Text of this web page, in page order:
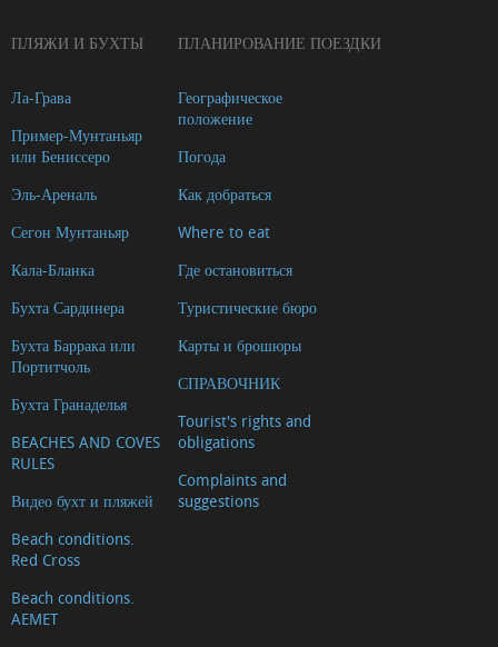
d
(Tour
2025)
Riurau
d'Arnauda
(Tour
2018)
tradicional
L'escaldà
tradicional
Carrer
Capilla
del
Convento
Ermita
ПЛЯЖИ И БУХТЫ
Ла-Грава
Пример-Мунтаньяр
или Бениссеро
Эль-Ареналь
Сегон Мунтаньяр
Кала-Бланка
Бухта Сардинера
Бухта Баррака или
Портитчоль
Бухта Гранаделья
BEACHES AND COVES
RULES
Видео бухт и пляжей
Beach conditions.
Red Cross
Beach conditions.
AEMET
ПЛАНИРОВАНИЕ ПОЕЗДКИ
Географическое
положение
Погода
Как добраться
Where to eat
Где остановиться
Туристические бюро
Карты и брошюры
СПРАВОЧНИК
Tourist's rights and
obligations
Complaints and
suggestions